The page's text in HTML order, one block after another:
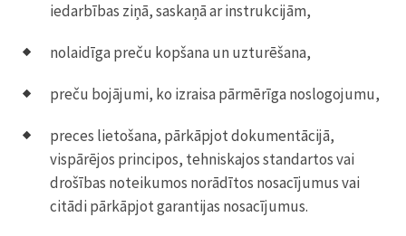
iedarbības ziņā, saskaņā ar instrukcijām,
nolaidīga preču kopšana un uzturēšana,
preču bojājumi, ko izraisa pārmērīga noslogojumu,
preces lietošana, pārkāpjot dokumentācijā,
vispārējos principos, tehniskajos standartos vai
drošības noteikumos norādītos nosacījumus vai
citādi pārkāpjot garantijas nosacījumus.